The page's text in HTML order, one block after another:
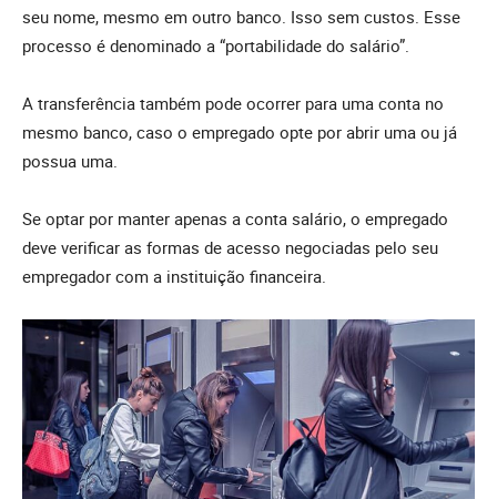
seu nome, mesmo em outro banco. Isso sem custos. Esse
processo é denominado a “portabilidade do salário”.
A transferência também pode ocorrer para uma conta no
mesmo banco, caso o empregado opte por abrir uma ou já
possua uma.
Se optar por manter apenas a conta salário, o empregado
deve verificar as formas de acesso negociadas pelo seu
empregador com a instituição financeira.